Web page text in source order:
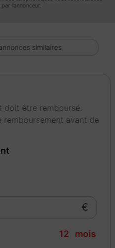
agence Mérignac
route et carte grise.
VOUS
: possible de 12 à 84 mois.
France à votre domicile ou
l’annonceur.
similaires
doit être remboursé.
avant de
€
12 mois